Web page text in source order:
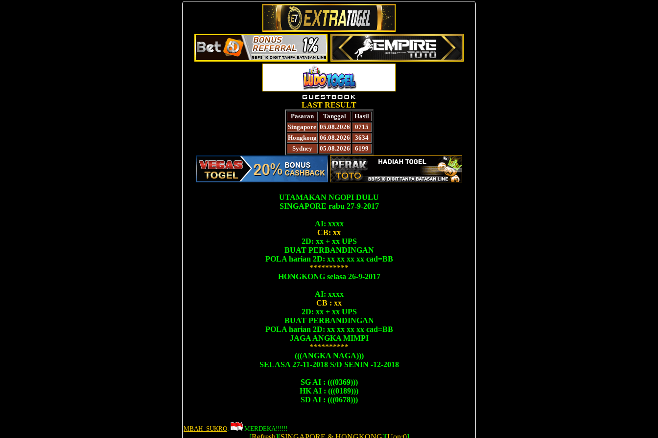
LAST RESULT
Pasaran Tanggal
Hasil
Singapore 05.08.2026
0715
Hongkong 06.08.2026
3634
Sydney
05.08.2026 6199
UTAMAKAN NGOPI DULU
SINGAPORE rabu 27-9-2017
AI: xxxx
CB: xx
2D: xx + xx UPS
BUAT PERBANDINGAN
POLA harian 2D: xx xx xx xx cad=BB
**********
HONGKONG selasa 26-9-2017
AI: xxxx
CB : xx
2D: xx + xx UPS
BUAT PERBANDINGAN
POLA harian 2D: xx xx xx xx cad=BB
JAGA ANGKA MIMPI
**********
(((ANGKA NAGA)))
SELASA 27-11-2018 S/D SENIN -12-2018
SG AI : (((0369)))
HK AI : (((0189)))
SD AI : (((0678)))
MBAH_SUKRO: MERDEKA!!!!!!